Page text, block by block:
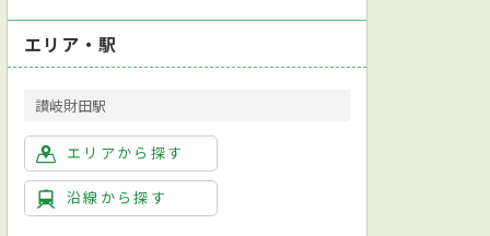
エリア・駅
讃岐財田駅
エリアから探す
沿線から探す